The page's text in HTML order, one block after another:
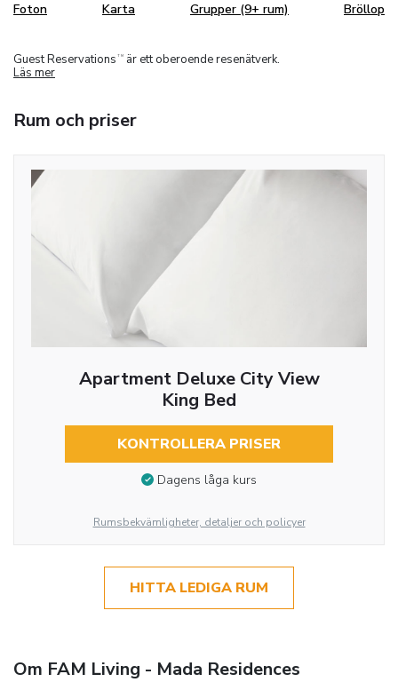
Foton Karta Grupper (9+ rum) Bröllop
Guest Reservations TM
är ett oberoende resenätverk.
Läs mer
Rum och priser
Apartment Deluxe City View
King Bed
KONTROLLERA PRISER
Dagens låga kurs
Rumsbekvämligheter, detaljer och policyer
HITTA LEDIGA RUM
Om FAM Living - Mada Residences